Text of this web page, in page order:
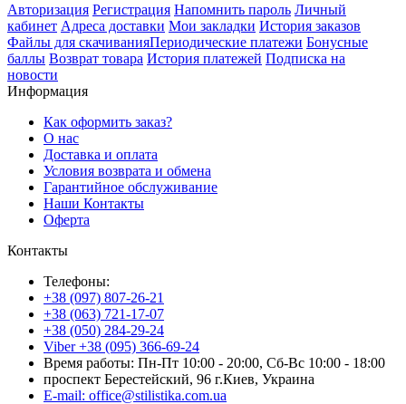
Авторизация Регистрация Напомнить пароль Личный
кабинет Адреса доставки Мои закладки История заказов
Файлы для скачиванияПериодические платежи Бонусные
баллы Возврат товара История платежей Подписка на
новости
Информация
Как оформить заказ?
О нас
Доставка и оплата
Условия возврата и обмена
Гарантийное обслуживание
Наши Контакты
Оферта
Контакты
Телефоны:
+38 (097) 807-26-21
+38 (063) 721-17-07
+38 (050) 284-29-24
Viber +38 (095) 366-69-24
Время работы: Пн-Пт 10:00 - 20:00, Сб-Вс 10:00 - 18:00
проспект Берестейский, 96 г.Киев, Украина
E-mail: office@stilistika.com.ua